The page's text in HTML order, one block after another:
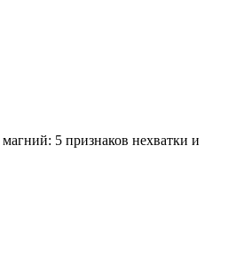
5 признаков нехватки и